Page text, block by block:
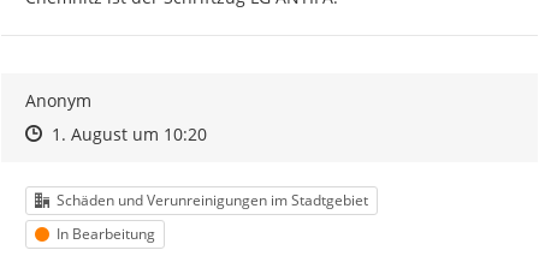
Anonym
Zeitpunkt des Erstellens
Zeitpunkt des Erstellens
1. August um 10:20Zur Äußerung
Kategorie
Schäden und Verunreinigungen im Stadtgebiet
Status
In Bearbeitung